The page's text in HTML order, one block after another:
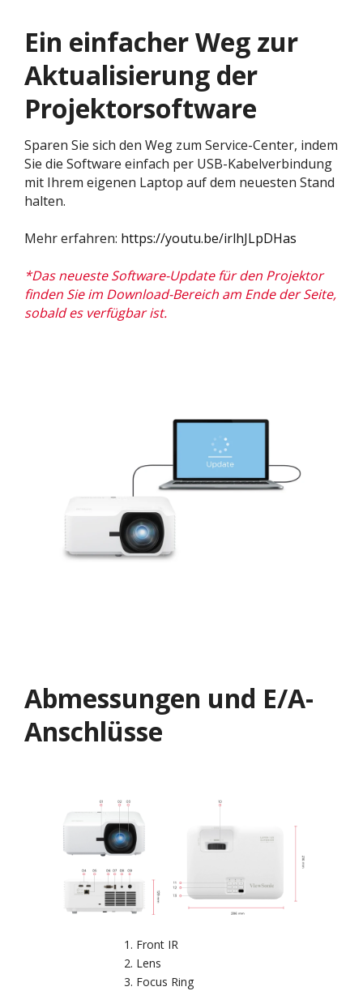
Ein einfacher Weg zur
Aktualisierung der
Projektorsoftware
Sparen Sie sich den Weg zum Service-Center, indem
Sie die Software einfach per USB-Kabelverbindung
mit Ihrem eigenen Laptop auf dem neuesten Stand
halten.
Mehr erfahren: https://youtu.be/irlhJLpDHas
*Das neueste Software-Update für den Projektor
finden Sie im Download-Bereich am Ende der Seite,
sobald es verfügbar ist.
Abmessungen und E/A-
Anschlüsse
Front IR
Lens
Focus Ring